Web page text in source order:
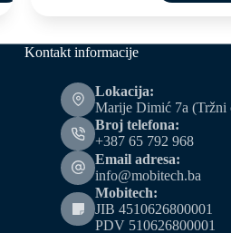
Kontakt informacije
Lokacija:
Marije Dimić 7a (Tržni
Broj telefona:
+387 65 792 968
Email adresa:
info@mobitech.ba
Mobitech:
JIB 4510626800001
PDV 510626800001